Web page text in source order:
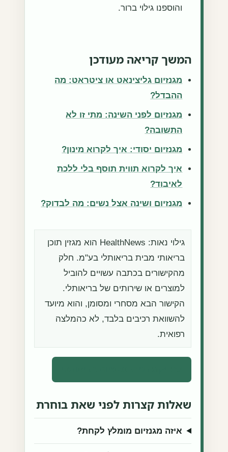
והוספנו גילוי ברור.
המשך קריאה מעודכן
מגנזיום גליצינאט או ציטראט: מה
ההבדל?
מגנזיום לפני השינה: מתי זו לא
התשובה?
מגנזיום יסודי: איך לקרוא מינון?
איך לקרוא תווית תוסף בלי ללכת
לאיבוד?
מגנזיום ושינה אצל נשים: מה לבדוק?
גילוי נאות: HealthNews הוא מגזין תוכן
בריאותי מבית בריאותלי בע"מ. חלק
מהקישורים בכתבה עשויים להוביל
למוצרים או שירותים של בריאותלי.
הקישור הבא מסחרי ומסומן, והוא מיועד
להשוואת רכיבים בלבד, לא כהמלצה
רפואית.
שאלות קצרות לפני שאת בוחרת
איזה מגנזיום מומלץ לקחת?